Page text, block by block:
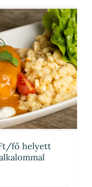
fő helyett